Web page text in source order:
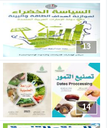
13
14